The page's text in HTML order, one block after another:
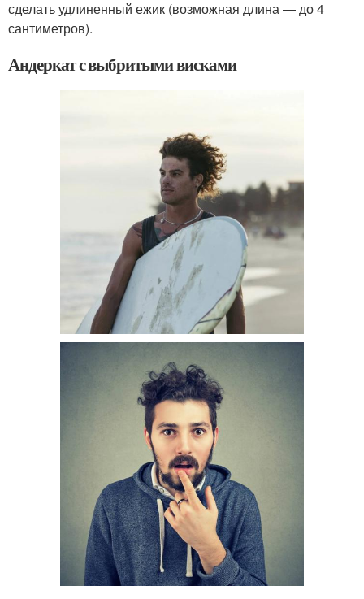
сделать удлиненный ежик (возможная длина — до 4
сантиметров).
Андеркат с выбритыми висками